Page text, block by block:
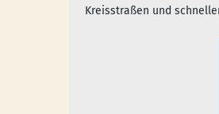
Kreisstraßen und